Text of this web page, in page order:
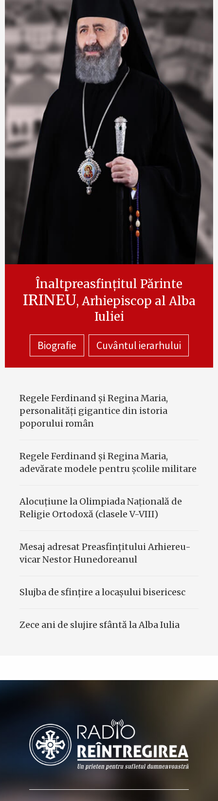
Înaltpreasfințitul Părinte
IRINEU, Arhiepiscop al Alba
Iuliei
Biografie Cuvântul ierarhului
Regele Ferdinand şi Regina Maria,
personalităţi gigantice din istoria
poporului român
Regele Ferdinand şi Regina Maria,
adevărate modele pentru şcolile militare
Alocuțiune la Olimpiada Națională de
Religie Ortodoxă (clasele V-VIII)
Mesaj adresat Preasfinţitului Arhiereu-
vicar Nestor Hunedoreanul
Slujba de sfinţire a locaşului bisericesc
Zece ani de slujire sfântă la Alba Iulia